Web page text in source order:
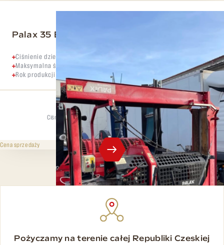
Palax 35 Ergo Elektro
Ciśnienie dzielenia 8 ton
Maksymalna średnica 35 cm
Rok produkcji 2016
Ciśnienie rozdzielające
8 t
Maks. średnica
35 cm
199 000 CZK bez VAT
Cena sprzedaży
Pożyczamy na terenie całej Republiki Czeskiej